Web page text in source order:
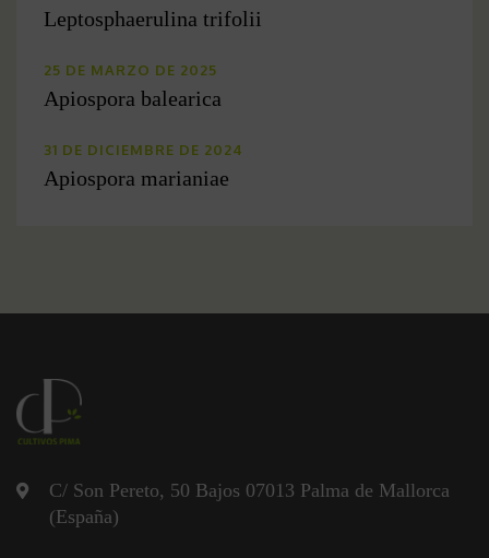
Leptosphaerulina trifolii
25 DE MARZO DE 2025
Apiospora balearica
31 DE DICIEMBRE DE 2024
Apiospora marianiae
C/ Son Pereto, 50 Bajos 07013 Palma de Mallorca
(España)